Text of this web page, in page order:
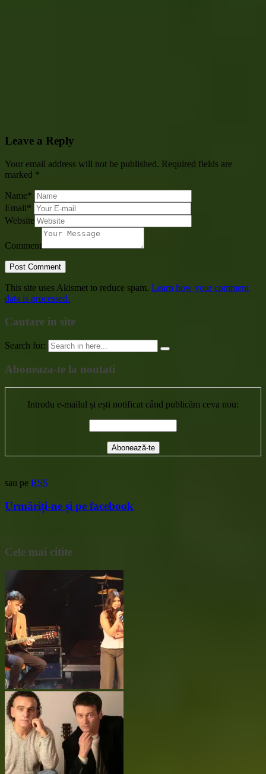
Leave a Reply
Your email address will not be published. Required fields are
marked *
Name*
Email*
Website
Comment
This site uses Akismet to reduce spam. Learn how your comment
data is processed.
Cautare in site
Search for:
Aboneaza-te la noutati
Introdu e-mailul și ești notificat când publicăm ceva nou:
sau pe RSS
Urmăriți-ne și pe facebook
Cele mai citite